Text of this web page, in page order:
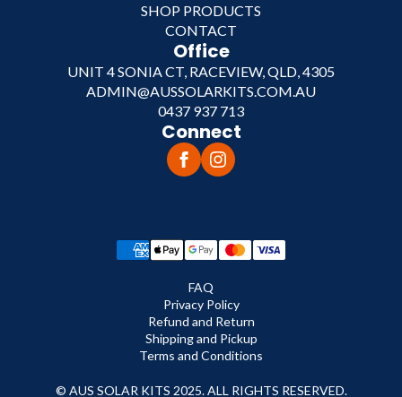
SHOP PRODUCTS
CONTACT
Office
UNIT 4 SONIA CT, RACEVIEW, QLD, 4305
ADMIN@AUSSOLARKITS.COM.AU
0437 937 713
Connect
FAQ
Privacy Policy
Refund and Return
Shipping and Pickup
Terms and Conditions
© AUS SOLAR KITS 2025. ALL RIGHTS RESERVED.